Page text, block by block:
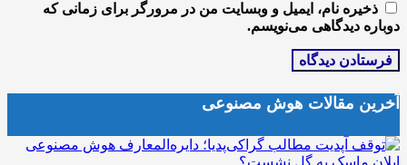
ذخیره نام، ایمیل و وبسایت من در مرورگر برای زمانی که
دوباره دیدگاهی می‌نویسم.
آخرین مقالات هوش مصنوعی